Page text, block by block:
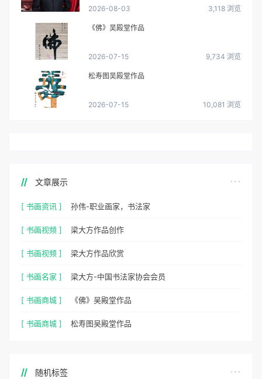
2026-08-03 3,118 浏览
《佛》吴殿堂作品
2026-07-15 9,734 浏览
松寿图吴殿堂作品
2026-07-15 10,081 浏览
文章展示
[ 书画资讯 ] 孙伟-职业画家，书法家
[ 书画视频 ] 梁大方作品创作
[ 书画视频 ] 梁大方作品欣赏
[ 书画名家 ] 梁大方-中国书法家协会会员
[ 书画商城 ] 《佛》吴殿堂作品
[ 书画商城 ] 松寿图吴殿堂作品
随机标签